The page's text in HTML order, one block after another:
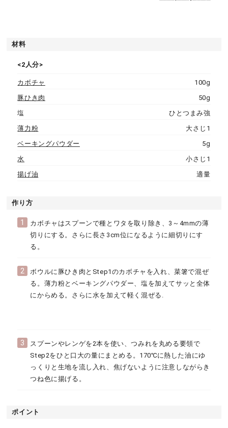
材料
<2人分>
カボチャ
100g
豚ひき肉
50g
塩
ひとつまみ強
薄力粉
大さじ1
ベーキングパウダー
5g
水
小さじ1
揚げ油
適量
作り方
1
カボチャはスプーンで種とワタを取り除き、3～4mmの薄
切りにする。さらに長さ3cm位になるように細切りにす
る。
2
ボウルに豚ひき肉とStep1のカボチャを入れ、菜箸で混ぜ
る。薄力粉とベーキングパウダー、塩を加えてサッと全体
にからめる。さらに水を加えて軽く混ぜる.
3
スプーンやレンゲを2本を使い、つみれを丸める要領で
Step2をひと口大の量にまとめる。170℃に熱した油にゆ
っくりと生地を流し入れ、焦げないように注意しながらき
つね色に揚げる。
ポイント